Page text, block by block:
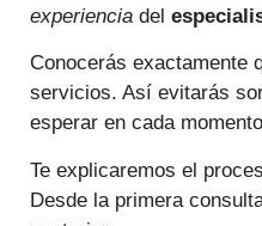
experiencia del
Conocerás exactamente
servicios. Así evitarás
esperar en cada
Te explicaremos el
Desde la primera